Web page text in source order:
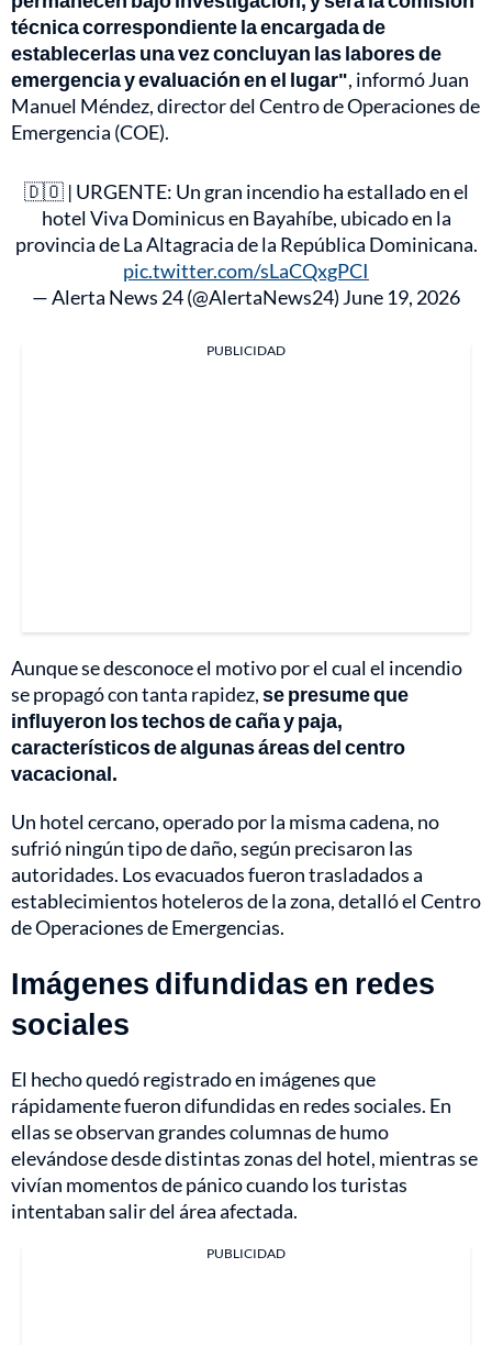
técnica correspondiente la encargada de
establecerlas una vez concluyan las labores de
emergencia y evaluación en el lugar", informó Juan
Manuel Méndez, director del Centro de Operaciones de
Emergencia (COE).
🇩🇴 | URGENTE: Un gran incendio ha estallado en el
hotel Viva Dominicus en Bayahíbe, ubicado en la
provincia de La Altagracia de la República Dominicana.
pic.twitter.com/sLaCQxgPCI
— Alerta News 24 (@AlertaNews24) June 19, 2026
PUBLICIDAD
Aunque se desconoce el motivo por el cual el incendio
se propagó con tanta rapidez,se presume que
influyeron los techos de caña y paja,
característicos de algunas áreas del centro
vacacional.
Un hotel cercano, operado por la misma cadena, no
sufrió ningún tipo de daño, según precisaron las
autoridades. Los evacuados fueron trasladados a
establecimientos hoteleros de la zona, detalló el Centro
de Operaciones de Emergencias.
Imágenes difundidas en redes
sociales
El hecho quedó registrado en imágenes que
rápidamente fueron difundidas en redes sociales. En
ellas se observan grandes columnas de humo
elevándose desde distintas zonas del hotel, mientras se
vivían momentos de pánico cuando los turistas
intentaban salir del área afectada.
PUBLICIDAD